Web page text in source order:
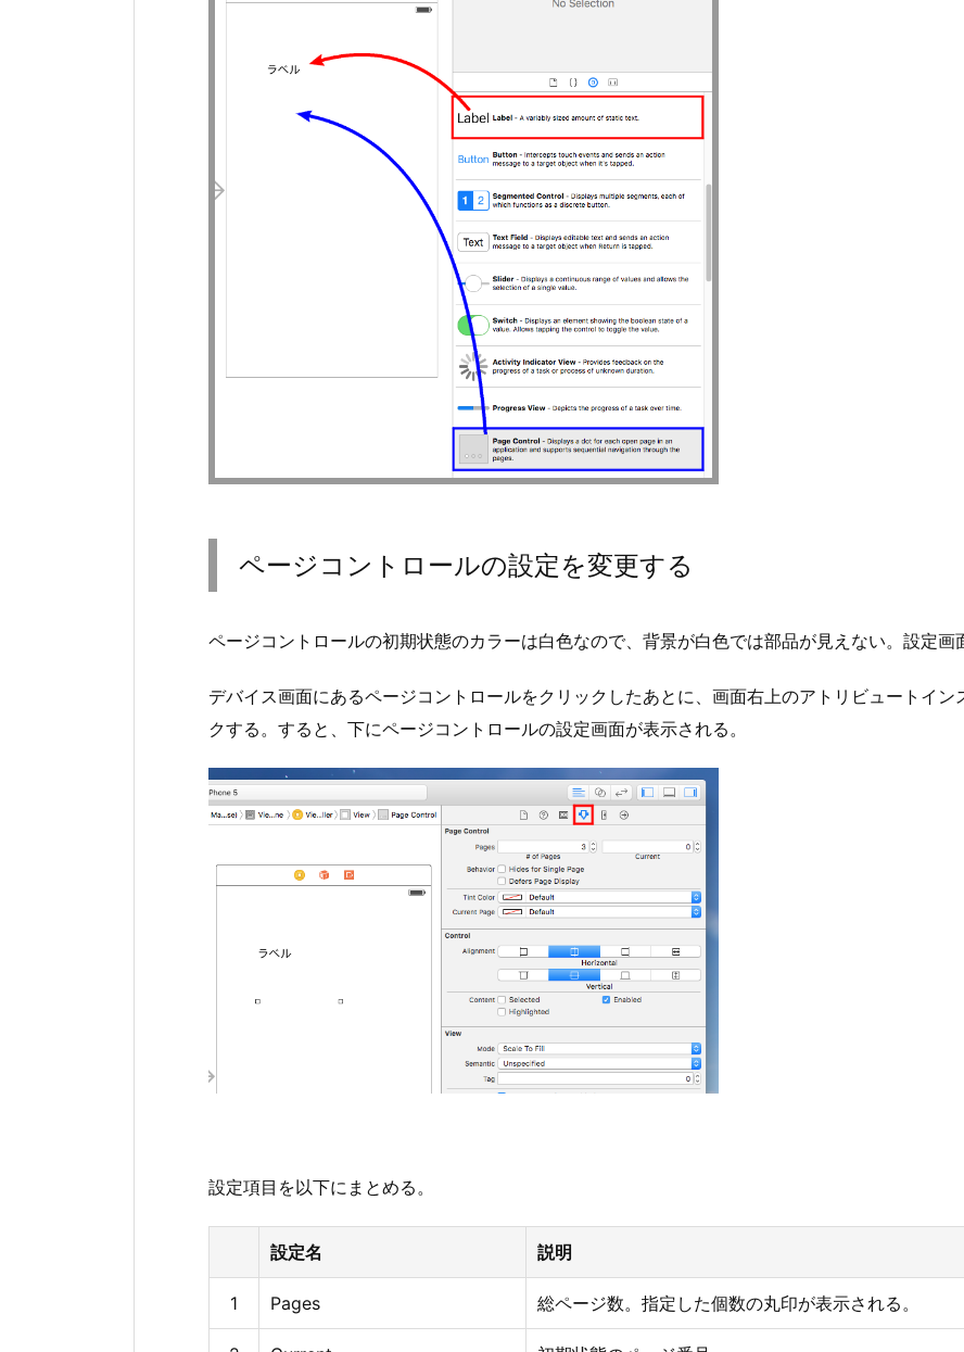
ページコントロールの設定を変更する
ページコントロールの初期状態のカラーは白色なので、背景が白色では部品が見えない。設定画
デバイス画面にあるページコントロールをクリックしたあとに、画面右上のアトリビュートイ
クする。すると、下にページコントロールの設定画面が表示される。
設定項目を以下にまとめる。
設定名 説明
1 Pages 総ページ数。指定した個数の丸印が表示される。